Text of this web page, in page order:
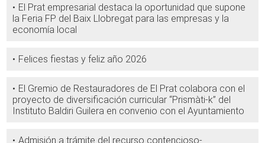
El Prat empresarial destaca la oportunidad que supone
la Feria FP del Baix Llobregat para las empresas y la
economía local
Felices fiestas y feliz año 2026
El Gremio de Restauradores de El Prat colabora con el
proyecto de diversificación curricular “Prismàti-k” del
Instituto Baldiri Guilera en convenio con el Ayuntamiento
Admisión a trámite del recurso contencioso-